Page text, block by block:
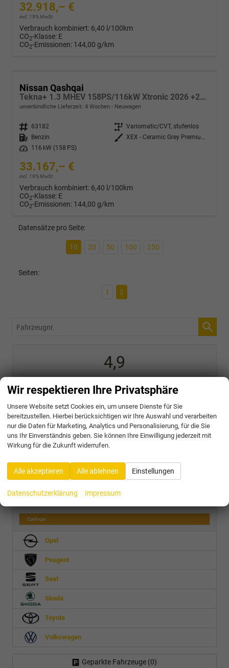
32.918,– €
incl. 19% MwSt.
Verbrauch kombiniert: 6,40 l/100km
CO2-Klasse: E
CO2-Emissionen: 144,00 g/km
Nissan Qashqai
Tekna+ 1.3 MHEV 158PS/116kW Xtronic 2026 +20"ALU+PANO+BOSE+HuD
unverbindliche Lieferzeit: 4 Wochen Neuwagen
Fahrzeugnr. 63182 Getriebe Variomatic/CVT, stufenlos
Kraftstoff
Benzin Außenfarbe
XEX - Ceramic Grey Premium Met. mit Dach in Solid Black
Leistung
116 kW (158 PS)
33.167,– €
incl. 19% MwSt.
Verbrauch kombiniert: 6,40 l/100km
CO2-Klasse: E
CO2-Emissionen: 144,00 g/km
Datensätze pro Seite:
10 20 50 100 250
Seiten:
1 2
Fahrzeugnr.
4,9
31 Bewertungen
Alle Bewertungen anzeigen >
Nissan
Qashqai
Opel
Peugeot
Seat
Skoda
Toyota
Volkswagen
Geparkte Fahrzeuge (0)
Wir respektieren Ihre Privatsphäre
Unsere Website setzt Cookies ein, um unsere Dienste für Sie
bereitzustellen. Hierbei berücksichtigen wir Ihre Auswahl und verarbeiten
nur die Daten für Marketing, Analytics und Personalisierung, für die Sie
uns Ihr Einverständnis geben. Sie können Ihre Einwilligung jederzeit mit
Wirkung für die Zukunft widerrufen.
Alle akzeptieren Alle ablehnen Einstellungen
Datenschutzerklärung Impressum